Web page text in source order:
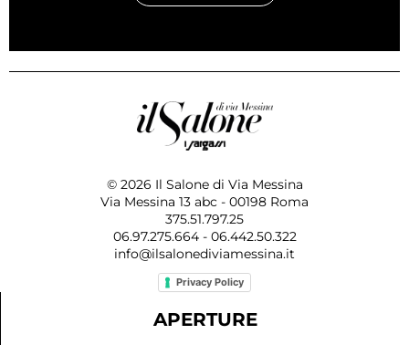
© 2026 Il Salone di Via Messina
Via Messina 13 abc - 00198 Roma
375.51.797.25
06.97.275.664 - 06.442.50.322
info@ilsalonediviamessina.it
Privacy Policy
APERTURE